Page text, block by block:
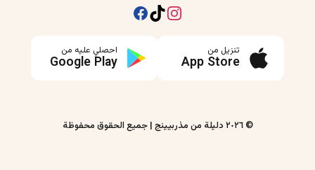
Instagram
TikTok
Facebook
تنزيل من
App Store
احصلي عليه من
Google Play
©٢٠٢٦ دليلة من مذربيينج | جميع الحقوق محفوظة